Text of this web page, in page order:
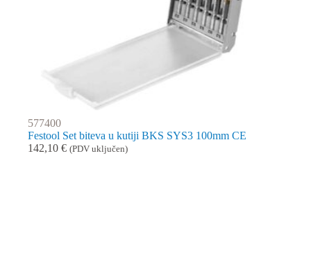
577400
Festool Set biteva u kutiji BKS SYS3 100mm CE
142,10 € (PDV uključen)